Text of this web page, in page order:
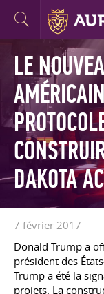
LE
DAKOTA
7 février 2017
Donald Trump a
président des
Trump a été la
projets. La